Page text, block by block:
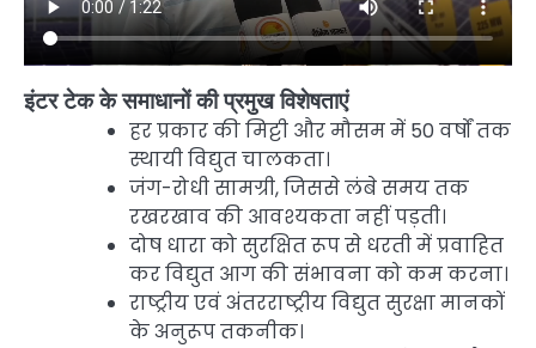
इंटर टेक के समाधानों की प्रमुख विशेषताएं
हर प्रकार की मिट्टी और मौसम में 50 वर्षों तक
स्थायी विद्युत चालकता।
जंग-रोधी सामग्री, जिससे लंबे समय तक
रखरखाव की आवश्यकता नहीं पड़ती।
दोष धारा को सुरक्षित रूप से धरती में प्रवाहित
कर विद्युत आग की संभावना को कम करना।
राष्ट्रीय एवं अंतरराष्ट्रीय विद्युत सुरक्षा मानकों
के अनुरूप तकनीक।